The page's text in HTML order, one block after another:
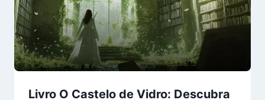
Livro O Castelo de Vidro: Descubra